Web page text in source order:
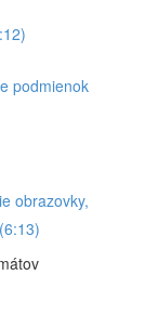
podmienok
obrazovky,